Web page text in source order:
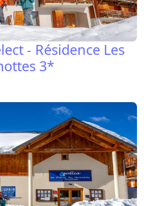
- Résidence Les
3*